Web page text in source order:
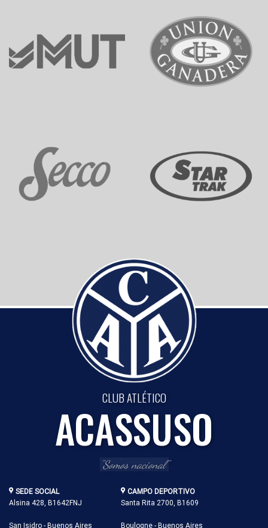
CLUB ATLÉTICO
ACASSUSO
"Somos nacional"
SEDE SOCIAL
Alsina 428, B1642FNJ
San Isidro - Buenos Aires
CAMPO DEPORTIVO
Santa Rita 2700, B1609
Boulogne - Buenos Aires